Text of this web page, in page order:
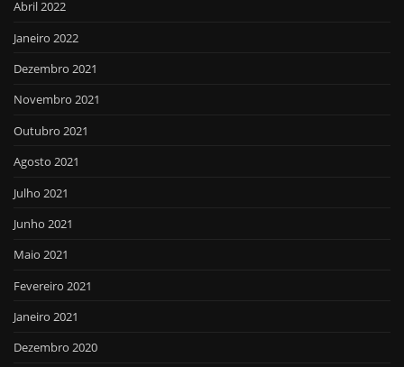
Abril 2022
Janeiro 2022
Dezembro 2021
Novembro 2021
Outubro 2021
Agosto 2021
Julho 2021
Junho 2021
Maio 2021
Fevereiro 2021
Janeiro 2021
Dezembro 2020